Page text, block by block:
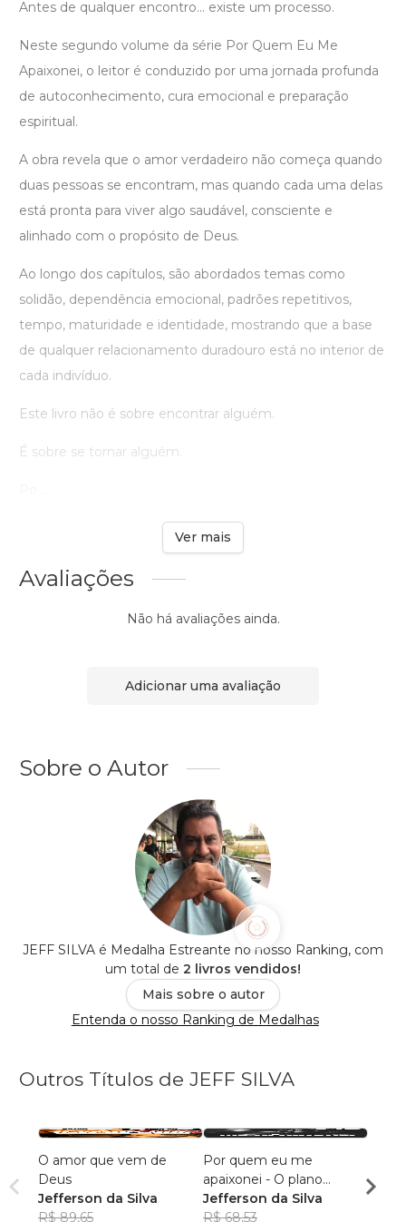
Antes de qualquer encontro… existe um processo.
Neste segundo volume da série Por Quem Eu Me
Apaixonei, o leitor é conduzido por uma jornada profunda
de autoconhecimento, cura emocional e preparação
espiritual.
A obra revela que o amor verdadeiro não começa quando
duas pessoas se encontram, mas quando cada uma delas
está pronta para viver algo saudável, consciente e
alinhado com o propósito de Deus.
Ao longo dos capítulos, são abordados temas como
solidão, dependência emocional, padrões repetitivos,
tempo, maturidade e identidade, mostrando que a base
de qualquer relacionamento duradouro está no interior de
cada indivíduo.
Este livro não é sobre encontrar alguém.
É sobre se tornar alguém.
Ver mais
Avaliações
Não há avaliações ainda.
Adicionar uma avaliação
Sobre o Autor
JEFF SILVA é Medalha Estreante no nosso Ranking, com
um total de 2 livros vendidos!
Mais sobre o autor
Entenda o nosso Ranking de Medalhas
Outros Títulos de JEFF SILVA
O amor que vem de
Deus
Jefferson da Silva
R$ 89,65
Por quem eu me
apaixonei - O plano
perfeito
Jefferson da Silva
R$ 68,53